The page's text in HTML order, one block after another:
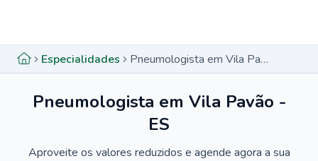
Especialidades Pneumologista em Vila Pavão - ES
Pneumologista em Vila Pavão -
ES
Aproveite os valores reduzidos e agende agora a sua